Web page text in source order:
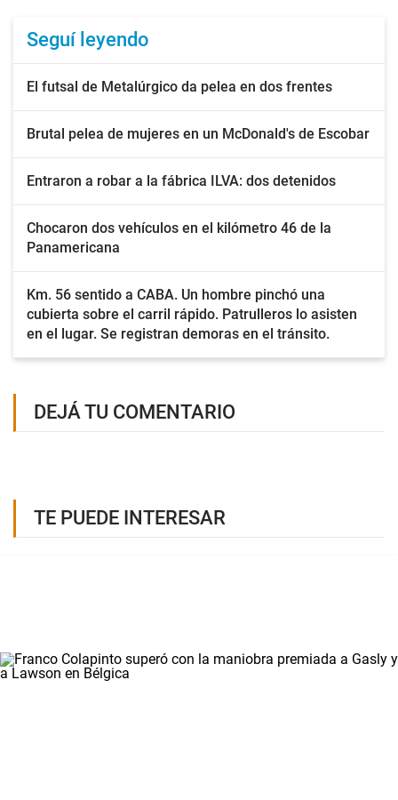
Seguí leyendo
El futsal de Metalúrgico da pelea en dos frentes
Brutal pelea de mujeres en un McDonald's de Escobar
Entraron a robar a la fábrica ILVA: dos detenidos
Chocaron dos vehículos en el kilómetro 46 de la
Panamericana
Km. 56 sentido a CABA. Un hombre pinchó una
cubierta sobre el carril rápido. Patrulleros lo asisten
en el lugar. Se registran demoras en el tránsito.
DEJÁ TU COMENTARIO
TE PUEDE INTERESAR